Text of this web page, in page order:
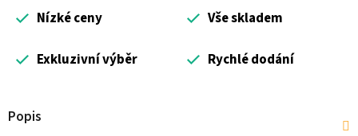
Nízké ceny Vše skladem
Exkluzivní výběr Rychlé dodání
Popis